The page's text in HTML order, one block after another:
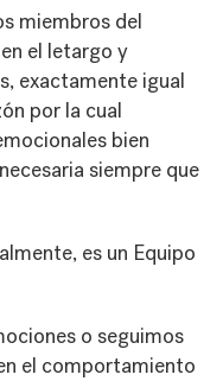
miembros del
el letargo y
exactamente igual
por la cual
bien
siempre que
es un Equipo
o seguimos
el comportamiento